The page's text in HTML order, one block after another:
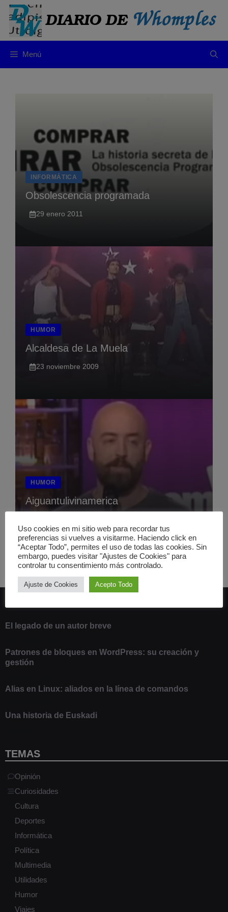
Saltar
contenido
Menú
INFORMÁTICA
Obsolescencia programada
29 enero 2011
HUMOR
Alcaldesa de La Muela
23 noviembre 2009
HUMOR
Aiguantulivinamerica
ÚLTIMOS ARTÍCULOS
El legado de un autor breve
Patrones de bloques en WordPress: su creación y
gestión
Alias en Linux: aliados en la línea de comandos
Una historia de Euskadi
TEMAS
Opinión
Curiosidades
Cultura
Deportes
Informática
Política
Multimedia
Utilidades
Humor
Viajes
Uso cookies en mi sitio web para recordar tus
preferencias si vuelves a visitarme. Haciendo click en
“Aceptar Todo”, permites el uso de todas las cookies. Sin
embargo, puedes visitar "Ajustes de Cookies" para
controlar tu consentimiento más controlado.
Ajuste de Cookies Acepto Todo